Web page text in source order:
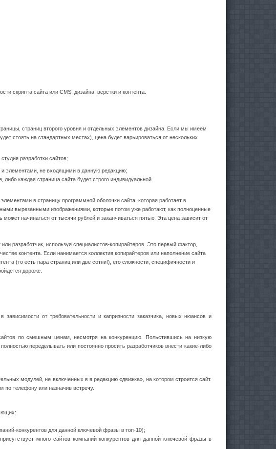
скрипта сайта или CMS, дизайна, верстки и контента.
страниц второго уровня и отдельных элементов дизайна. Если мы имеем
стоять на стандартных местах), цена будет варьироваться от нескольких
разработки сайтов;
и элементами, не входящими в данную редакцию;
каждая страница сайта будет строго индивидуальной.
в страницу программной оболочки сайта, которая работает в
вырезанными изображениями, которые потом уже работают, как полноценные
начинаться от тысячи рублей и заканчиваться пятью. Эта цена зависит от
разработчик, используя специалистов-копирайтеров. Это первый фактор,
контента. Если нанимается коллектив копирайтеров или наполнение сайта
(то есть пара страниц или две сотни!), его сложности, специфичности и
дороже.
от требовательности и капризности заказчика, новых нюансов и
по смешным ценам, несмотря на конкуренцию. Польстившись на низкую
переделывать или постоянно просить разработчиков внести какие-либо
модулей, не включенных в в редакцию «движка», на котором строится сайт.
по телефону или назначив встречу.
конкурентов для данной ключевой фразы в топ-10);
много сайтов компаний-конкурентов для данной ключевой фразы в